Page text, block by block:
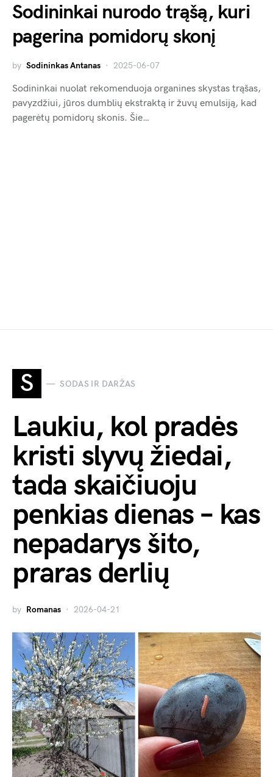
Sodininkai nurodo trąšą, kuri
pagerina pomidorų skonį
by Sodininkas Antanas 2025-06-07
Sodininkai nuolat rekomenduoja organines skystas trąšas,
pavyzdžiui, jūros dumblių ekstraktą ir žuvų emulsiją, kad
pagerėtų pomidorų skonis. Šie…
S SODAS IR DARŽAS
Laukiu, kol pradės
kristi slyvų žiedai,
tada skaičiuoju
penkias dienas – kas
nepadarys šito,
praras derlių
by Romanas 2026-04-21